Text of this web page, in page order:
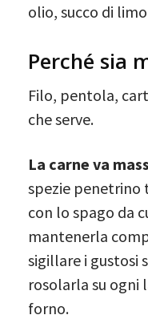
olio, succo di
Perché sia
Filo, pentola,
che serve.
La carne va
spezie penetrino
con lo spago da
mantenerla
sigillare i gustosi
rosolarla su
forno.